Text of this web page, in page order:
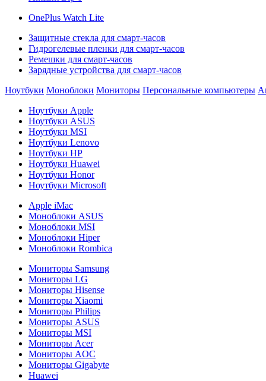
OnePlus Watch Lite
Защитные стекла для смарт-часов
Гидрогелевые пленки для смарт-часов
Ремешки для смарт-часов
Зарядные устройства для смарт-часов
Ноутбуки Моноблоки Мониторы Персональные компьютеры
Ноутбуки Apple
Ноутбуки ASUS
Ноутбуки MSI
Ноутбуки Lenovo
Ноутбуки HP
Ноутбуки Huawei
Ноутбуки Honor
Ноутбуки Microsoft
Apple iMac
Моноблоки ASUS
Моноблоки MSI
Моноблоки Hiper
Моноблоки Rombica
Мониторы Samsung
Мониторы LG
Мониторы Hisense
Мониторы Xiaomi
Мониторы Philips
Мониторы ASUS
Мониторы MSI
Мониторы Acer
Мониторы AOC
Мониторы Gigabyte
Huawei